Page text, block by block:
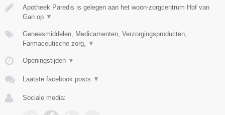
Apotheek Paredis is gelegen aan het woon-zorgcentrum Hof van
Gan op ▼
Geneesmiddelen, Medicamenten, Verzorgingsproducten,
Farmaceutische zorg, ▼
Openingstijden ▼
Laatste facebook posts ▼
Sociale media: